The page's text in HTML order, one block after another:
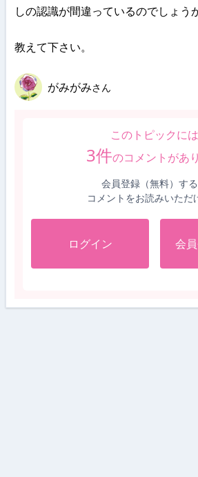
しの認識が間違っているのでしょうか
教えて下さい。
がみがみさん
このトピックには
3件のコメントがあ
会員登録（無料）す
コメントをお読みいただ
ログイン 会